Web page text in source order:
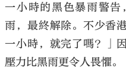
一小時的黑色暴雨警
雨，最終解除。不少香
一小時，就完了嗎？」
壓力比黑雨更令人畏懼。